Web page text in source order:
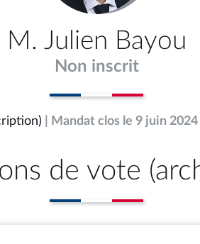
M. Julien Bayou
Non inscrit
| Mandat clos le 9 juin 2024
de vote